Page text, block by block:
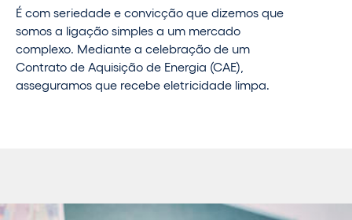
É com seriedade e convicção que dizemos que
somos a ligação simples a um mercado
complexo. Mediante a celebração de um
Contrato de Aquisição de Energia (CAE),
asseguramos que recebe eletricidade limpa.